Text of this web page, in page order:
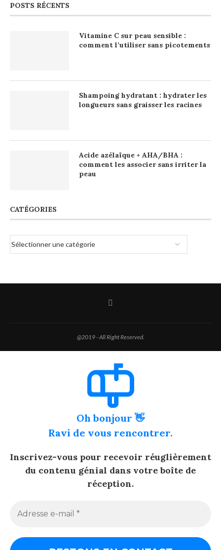
POSTS RÉCENTS
Vitamine C sur peau sensible :
comment l’utiliser sans picotements
Shampoing hydratant : hydrater les
longueurs sans graisser les racines
Acide azélaïque + AHA/BHA :
comment les associer sans irriter la
peau
CATÉGORIES
@2019 - All Right Reserved.
Oh bonjour 👋
Ravi de vous rencontrer.
Inscrivez-vous pour recevoir réuglièrement
du contenu génial dans votre boîte de
réception.